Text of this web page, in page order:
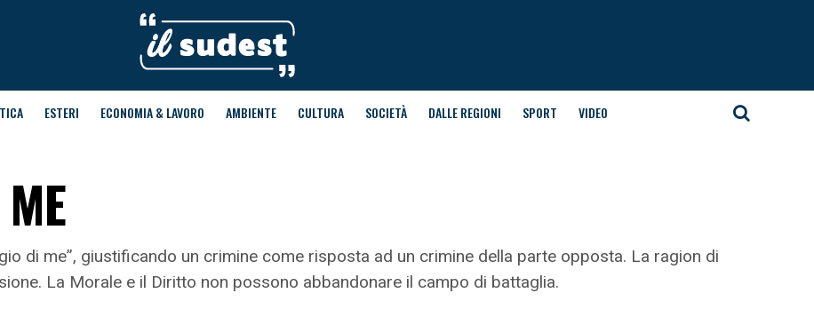
ESTERI ECONOMIA & LAVORO AMBIENTE CULTURA SOCIETÀ DALLE REGIONI SPORT VIDEO
di me”, giustificando un crimine come risposta ad un crimine della parte opposta. La ragion di
La Morale e il Diritto non possono abbandonare il campo di battaglia.